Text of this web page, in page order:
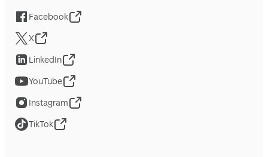
Facebook
X
LinkedIn
YouTube
Instagram
TikTok